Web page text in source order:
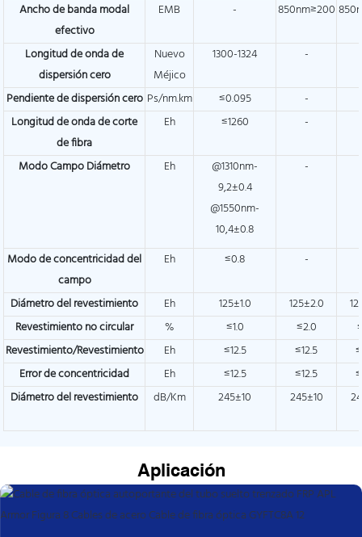
Ancho de banda modal
efectivo
EMB - 850nm≥200
Longitud de onda de
dispersión cero
Nuevo
Méjico
1300-1324 -
Pendiente de dispersión cero Ps/nm.km ≤0.095
-
Longitud de onda de corte
de fibra
Eh ≤1260 -
Modo Campo Diámetro Eh
@1310nm-
9,2±0.4
@1550nm-
10,4±0.8
-
Modo de concentricidad del
campo
Eh ≤0.8 -
Diámetro del revestimiento Eh 125±1.0 125±2.0
Revestimiento no circular
% ≤1.0 ≤2.0
Revestimiento/Revestimiento
Eh ≤12.5 ≤12.5
Error de concentricidad
Eh ≤12.5 ≤12.5
Diámetro del revestimiento
dB/Km 245±10 245±10
Aplicación